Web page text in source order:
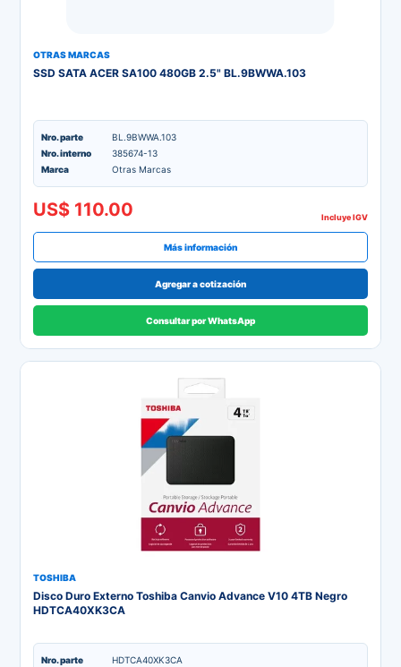
OTRAS MARCAS
SSD SATA ACER SA100 480GB 2.5" BL.9BWWA.103
Nro. parte
BL.9BWWA.103
Nro. interno
385674-13
Marca
Otras Marcas
US$ 110.00 Incluye IGV
Más información
Agregar a cotización
Consultar por WhatsApp
TOSHIBA
Disco Duro Externo Toshiba Canvio Advance V10 4TB Negro
HDTCA40XK3CA
Nro. parte
HDTCA40XK3CA